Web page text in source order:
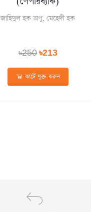
জাহিদুল হক অপু, মেহেদী হক
৳250৳213
কার্টে যুক্ত করুন